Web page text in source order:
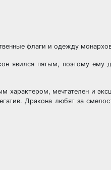
флаги и одежду
явился пятым, поэтому ему
мечтателен и
Дракона любят за